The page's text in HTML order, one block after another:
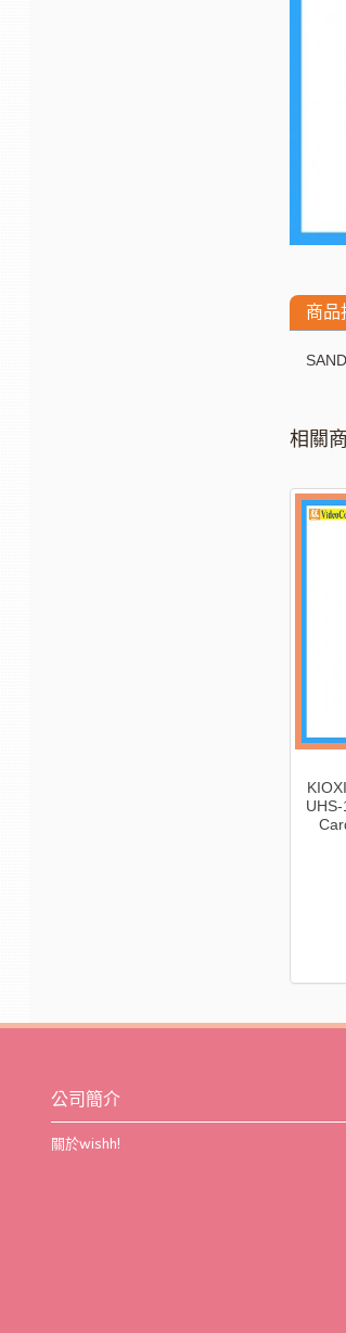
商品
相關
公司簡介
關於wishh!